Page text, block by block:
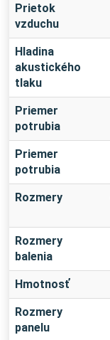
Prietok
vzduchu
Hladina
akustického
tlaku
Priemer
potrubia
Priemer
potrubia
Rozmery
Rozmery
balenia
Hmotnosť
Rozmery
panelu